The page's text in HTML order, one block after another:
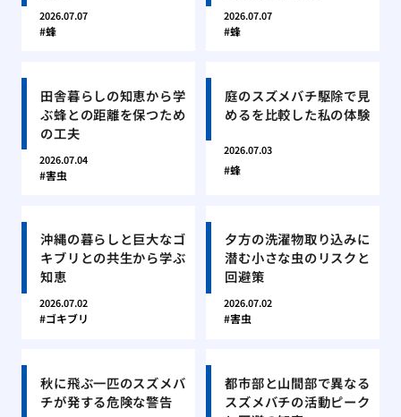
2026.07.07
蜂
2026.07.07
蜂
田舎暮らしの知恵から学
ぶ蜂との距離を保つため
の工夫
2026.07.04
害虫
庭のスズメバチ駆除で見
めるを比較した私の体験
2026.07.03
蜂
沖縄の暮らしと巨大なゴ
キブリとの共生から学ぶ
知恵
2026.07.02
ゴキブリ
夕方の洗濯物取り込みに
潜む小さな虫のリスクと
回避策
2026.07.02
害虫
秋に飛ぶ一匹のスズメバ
チが発する危険な警告
都市部と山間部で異なる
スズメバチの活動ピーク